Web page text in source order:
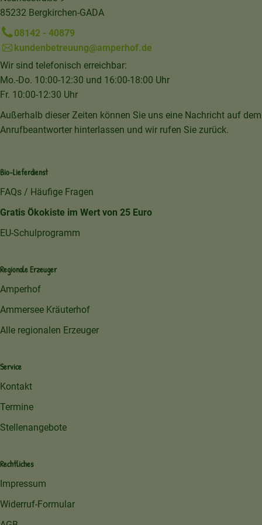
85232 Bergkirchen-GADA
08142 - 40879
kundenbetreuung@amperhof.de
Wir sind telefonisch erreichbar:
Mo.-Do. 10:00-12:30 und 16:00-18:00 Uhr
Fr. 10:00-12:30 Uhr
Außerhalb dieser Zeiten können Sie uns eine Nachricht auf dem
Anrufbeantworter hinterlassen und wir rufen Sie zurück.
Bio-Lieferdienst
FAQs / Häufige Fragen
Gratis Ökokiste im Wert von 25 Euro
EU-Schulprogramm
Regionale Erzeuger
Amperhof
Ammersee Kräuterhof
Alle regionalen Erzeuger
Service
Kontakt
Termine
Stellenangebote
Rechtliches
Impressum
Widerruf-Formular